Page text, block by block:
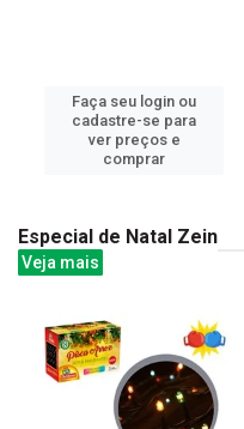
Faça seu login ou
cadastre-se para
ver preços e
comprar
Especial de Natal Zein
Veja mais